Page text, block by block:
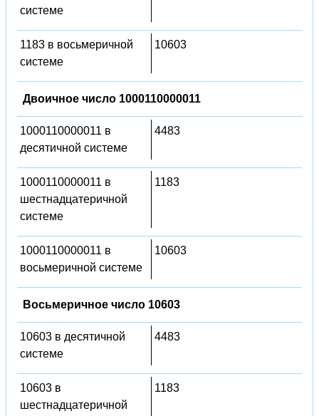
системе
1183 в восьмеричной
системе
10603
Двоичное число 1000110000011
1000110000011 в
десятичной системе
4483
1000110000011 в
шестнадцатеричной
системе
1183
1000110000011 в
восьмеричной системе
10603
Восьмеричное число 10603
10603 в десятичной
системе
4483
10603 в
шестнадцатеричной
1183